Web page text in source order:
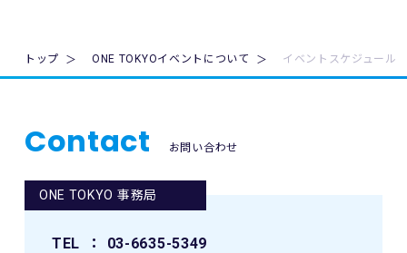
トップ ONE TOKYOイベントについて イベントスケジュール
Contact お問い合わせ
ONE TOKYO 事務局
TEL ： 03-6635-5349